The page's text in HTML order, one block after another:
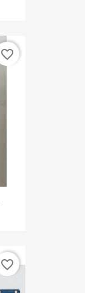
favorite_border
favorite_border